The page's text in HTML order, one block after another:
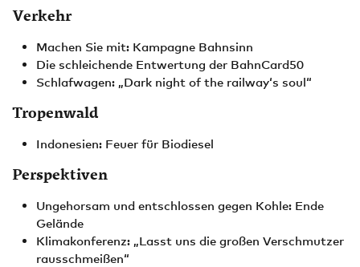
Verkehr
Machen Sie mit: Kampagne Bahnsinn
Die schleichende Entwertung der BahnCard50
Schlafwagen: „Dark night of the railway‘s soul“
Tropenwald
Indonesien: Feuer für Biodiesel
Perspektiven
Ungehorsam und entschlossen gegen Kohle: Ende
Gelände
Klimakonferenz: „Lasst uns die großen Verschmutzer
rausschmeißen“